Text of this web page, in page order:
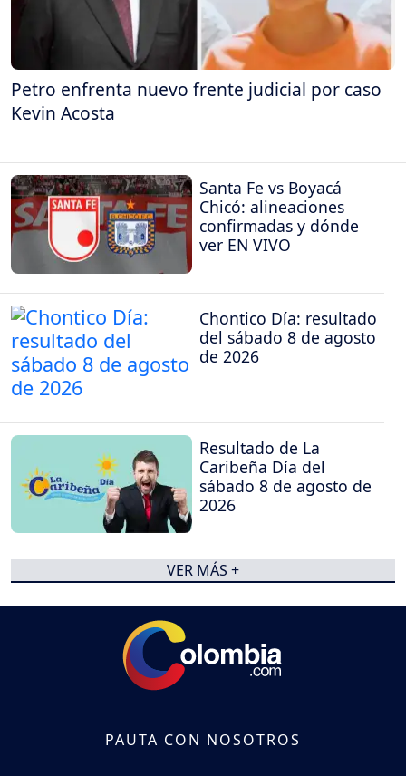
Petro enfrenta nuevo frente judicial por caso
Kevin Acosta
Santa Fe vs Boyacá
Chicó: alineaciones
confirmadas y dónde
ver EN VIVO
Chontico Día: resultado
del sábado 8 de agosto
de 2026
Resultado de La
Caribeña Día del
sábado 8 de agosto de
2026
VER MÁS +
PAUTA CON NOSOTROS